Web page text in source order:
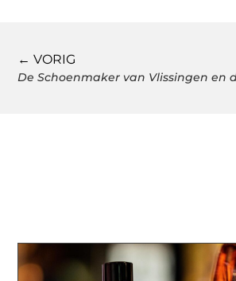
← VORIG
De Schoenmaker van Vlissingen en